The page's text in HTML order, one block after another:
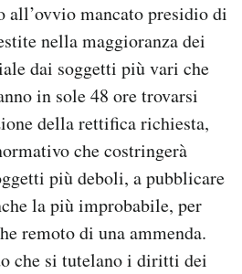
mancato presidio di
nella maggioranza dei
dai soggetti più vari che
in sole 48 ore trovarsi
della rettifica richiesta,
che costringerà
più deboli, a pubblicare
la più improbabile, per
remoto di una ammenda.
che si tutelano i diritti dei